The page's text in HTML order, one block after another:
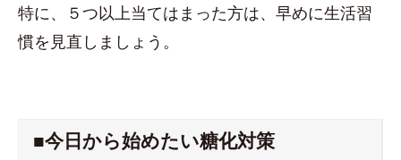
特に、５つ以上当てはまった方は、早めに生活習
慣を見直しましょう。
■今日から始めたい糖化対策